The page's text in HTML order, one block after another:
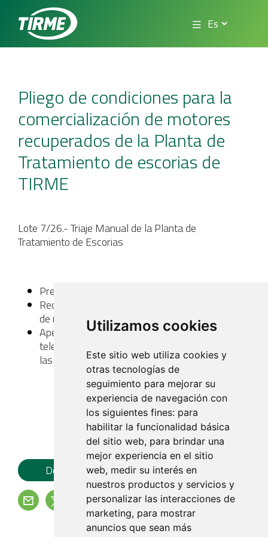
Utilizamos cookies
Este sitio web utiliza cookies y
otras tecnologías de
seguimiento para mejorar su
experiencia de navegación con
los siguientes fines: para
habilitar la funcionalidad básica
del sitio web, para brindar una
mejor experiencia en el sitio
web, medir su interés en
nuestros productos y servicios y
personalizar las interacciones de
marketing, para mostrar
anuncios que sean más
Pliego de condiciones para la
comercialización de motores
recuperados de la Planta de
Tratamiento de escorias de
TIRME
Lote 7/26.- Triaje Manual de la Planta de
Tratamiento de Escorias
Presentación de ofertas según pliego adjunto
Recepción de ofertas por correo electrónico: 26
de mayo de 2026 a las 10h
Apertura de ofertas y acto de adjudicación vía
telemática: día 26 de mayo de 2026 a partir de
las 10:30h
Documento Pdf